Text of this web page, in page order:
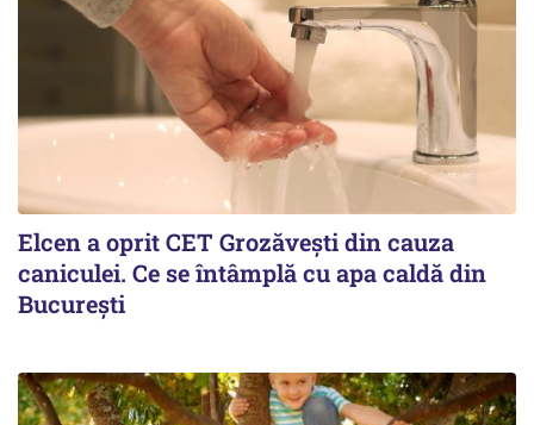
Elcen a oprit CET Grozăvești din cauza
caniculei. Ce se întâmplă cu apa caldă din
București